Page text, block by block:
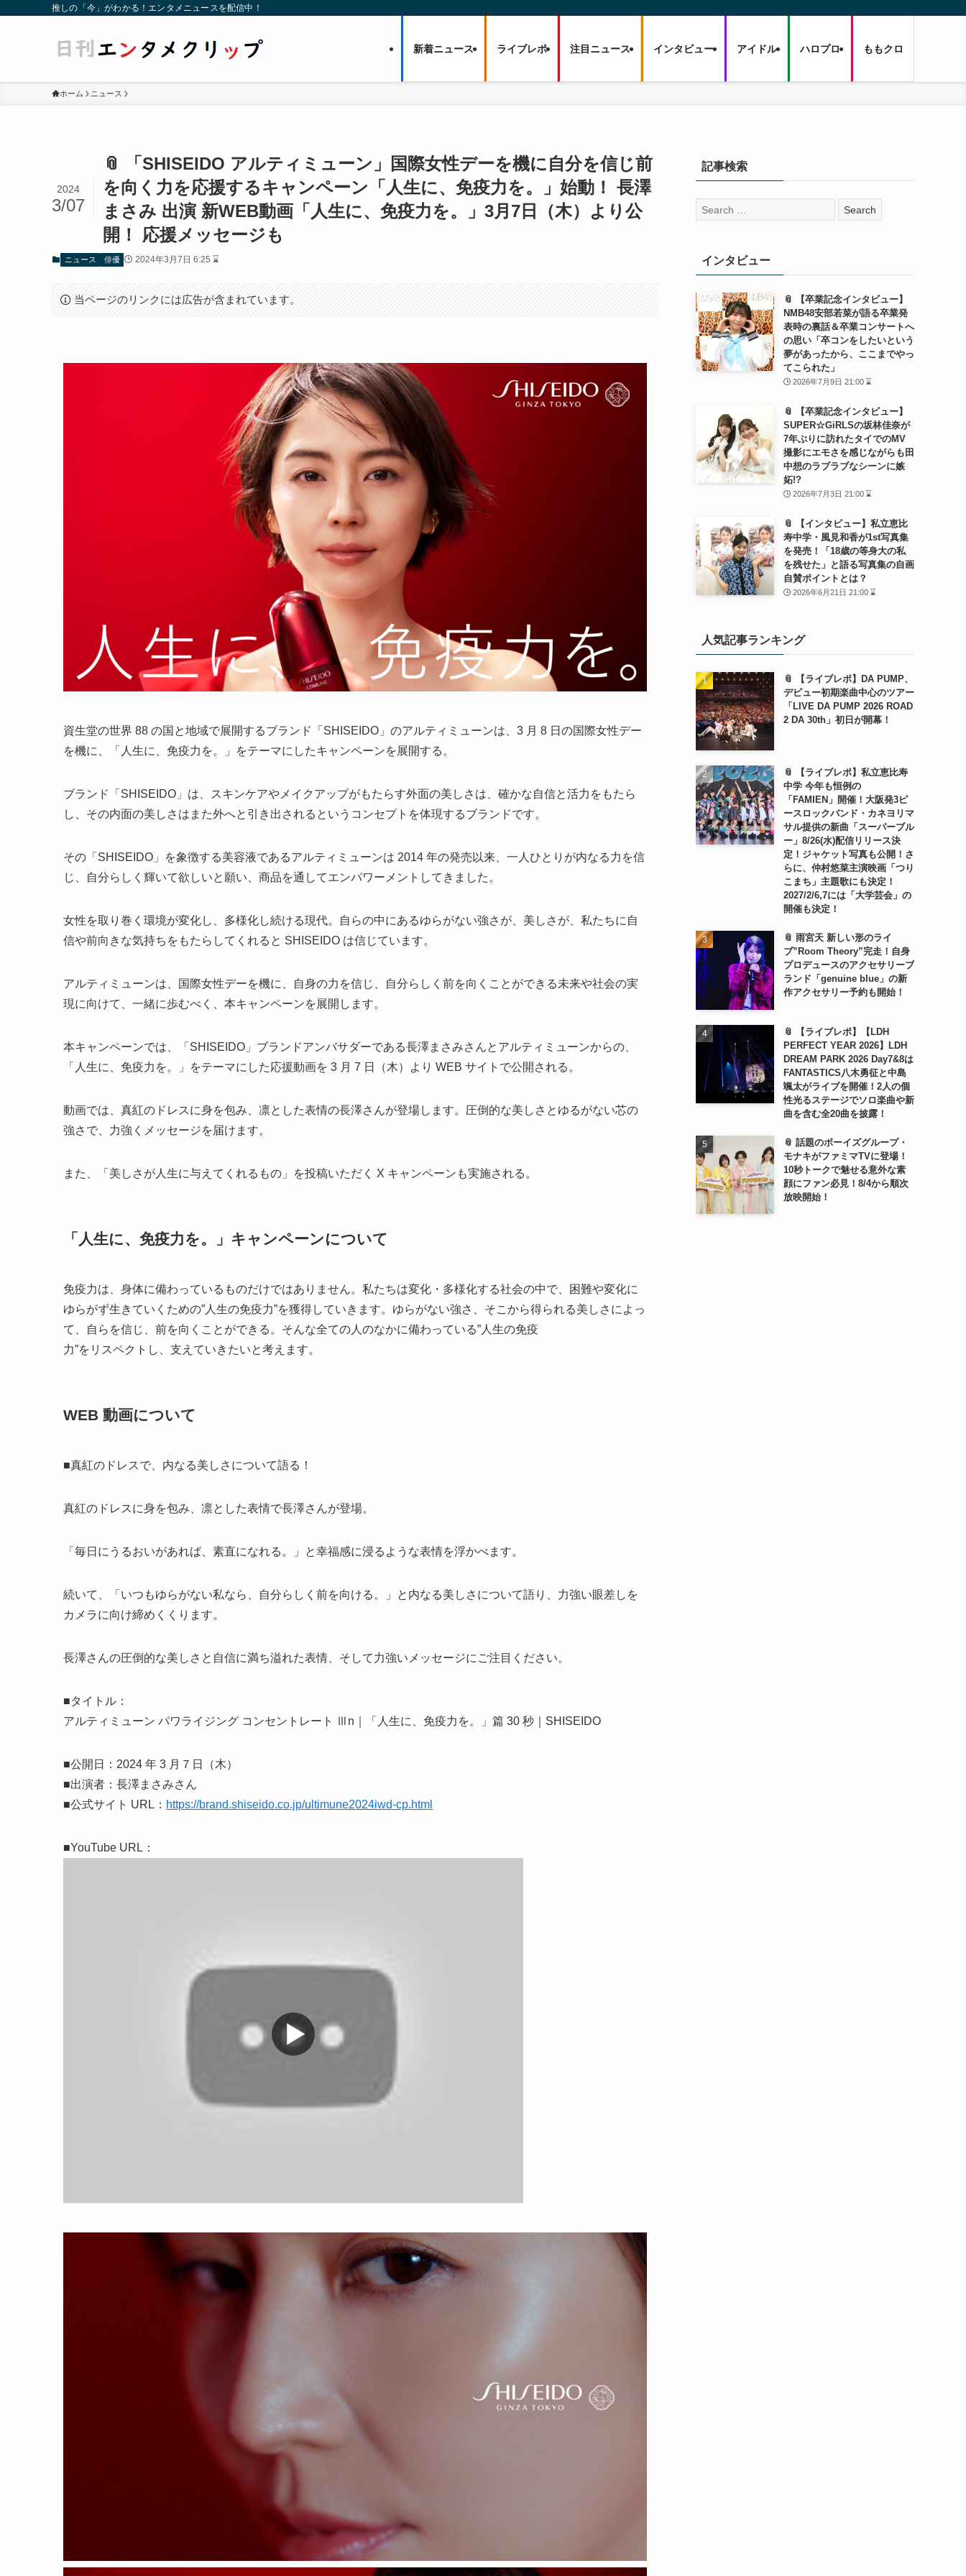
推しの「今」がわかる！エンタメニュースを配信中！
新着ニュース ライブレポ 注目ニュース インタビュー アイドル ハロプロ ももクロ
ホーム ニュース
📎 「SHISEIDO アルティミューン」国際女性デーを機に自分を信じ前
を向く力を応援するキャンペーン「人生に、免疫力を。」始動！ 長澤
まさみ 出演 新WEB動画「人生に、免疫力を。」3月7日（木）より公
開！ 応援メッセージも
2024
3/07
ニュース 俳優 2024年3月7日 6:25 ⌛
当ページのリンクには広告が含まれています。
資生堂の世界 88 の国と地域で展開するブランド「SHISEIDO」のアルティミューンは、3 月 8 日の国際女性デー
を機に、「人生に、免疫力を。」をテーマにしたキャンペーンを展開する。
ブランド「SHISEIDO」は、スキンケアやメイクアップがもたらす外面の美しさは、確かな自信と活力をもたら
し、その内面の美しさはまた外へと引き出されるというコンセプトを体現するブランドです。
その「SHISEIDO」を象徴する美容液であるアルティミューンは 2014 年の発売以来、一人ひとりが内なる力を信
じ、自分らしく輝いて欲しいと願い、商品を通してエンパワーメントしてきました。
女性を取り巻く環境が変化し、多様化し続ける現代。自らの中にあるゆらがない強さが、美しさが、私たちに自
信や前向きな気持ちをもたらしてくれると SHISEIDO は信じています。
アルティミューンは、国際女性デーを機に、自身の力を信じ、自分らしく前を向くことができる未来や社会の実
現に向けて、一緒に歩むべく、本キャンペーンを展開します。
本キャンペーンでは、「SHISEIDO」ブランドアンバサダーである長澤まさみさんとアルティミューンからの、
「人生に、免疫力を。」をテーマにした応援動画を 3 月 7 日（木）より WEB サイトで公開される。
動画では、真紅のドレスに身を包み、凛とした表情の長澤さんが登場します。圧倒的な美しさとゆるがない芯の
強さで、力強くメッセージを届けます。
また、「美しさが人生に与えてくれるもの」を投稿いただく X キャンペーンも実施される。
「人生に、免疫力を。」キャンペーンについて
免疫力は、身体に備わっているものだけではありません。私たちは変化・多様化する社会の中で、困難や変化に
ゆらがず生きていくための”人生の免疫力”を獲得していきます。ゆらがない強さ、そこから得られる美しさによっ
て、自らを信じ、前を向くことができる。そんな全ての人のなかに備わっている”人生の免疫
力”をリスペクトし、支えていきたいと考えます。
WEB 動画について
■真紅のドレスで、内なる美しさについて語る！
真紅のドレスに身を包み、凛とした表情で長澤さんが登場。
「毎日にうるおいがあれば、素直になれる。」と幸福感に浸るような表情を浮かべます。
続いて、「いつもゆらがない私なら、自分らしく前を向ける。」と内なる美しさについて語り、力強い眼差しを
カメラに向け締めくくります。
長澤さんの圧倒的な美しさと自信に満ち溢れた表情、そして力強いメッセージにご注目ください。
■タイトル：
アルティミューン パワライジング コンセントレート Ⅲn｜「人生に、免疫力を。」篇 30 秒｜SHISEIDO
■公開日：2024 年 3 月７日（木）
■出演者：長澤まさみさん
■公式サイト URL： https://brand.shiseido.co.jp/ultimune2024iwd-cp.html
■YouTube URL：
記事検索
検
索:
インタビュー
📎 【卒業記念インタビュー】
NMB48安部若菜が語る卒業発
表時の裏話＆卒業コンサートへ
の思い「卒コンをしたいという
夢があったから、ここまでやっ
てこられた」
2026年7月9日 21:00 ⌛
📎 【卒業記念インタビュー】
SUPER☆GiRLSの坂林佳奈が
7年ぶりに訪れたタイでのMV
撮影にエモさを感じながらも田
中想のラブラブなシーンに嫉
妬!?
2026年7月3日 21:00 ⌛
📎 【インタビュー】私立恵比
寿中学・風見和香が1st写真集
を発売！「18歳の等身大の私
を残せた」と語る写真集の自画
自賛ポイントとは？
2026年6月21日 21:00 ⌛
人気記事ランキング
📎 【ライブレポ】DA PUMP、
デビュー初期楽曲中心のツアー
「LIVE DA PUMP 2026 ROAD
2 DA 30th」初日が開幕！
📎 【ライブレポ】私立恵比寿
中学 今年も恒例の
「FAMIEN」開催！大阪発3ピ
ースロックバンド・カネヨリマ
サル提供の新曲「スーパーブル
ー」8/26(水)配信リリース決
定！ジャケット写真も公開！さ
らに、仲村悠菜主演映画「つり
こまち」主題歌にも決定！
2027/2/6,7には「大学芸会」の
開催も決定！
📎 雨宮天 新しい形のライ
ブ”Room Theory”完走！自身
プロデュースのアクセサリーブ
ランド「genuine blue」の新
作アクセサリー予約も開始！
📎 【ライブレポ】【LDH
PERFECT YEAR 2026】LDH
DREAM PARK 2026 Day7&8は
FANTASTICS八木勇征と中島
颯太がライブを開催！2人の個
性光るステージでソロ楽曲や新
曲を含む全20曲を披露！
📎 話題のボーイズグループ・
モナキがファミマTVに登場！
10秒トークで魅せる意外な素
顔にファン必見！8/4から順次
放映開始！